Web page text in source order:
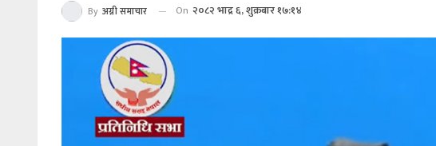
By अग्नी समाचार On २०८२ भाद्र ६, शुक्रबार १७:१४